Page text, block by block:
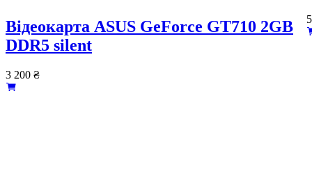
Вiдеокарта ASUS GeForce GT710 2GB
DDR5 silent
3 200 ₴